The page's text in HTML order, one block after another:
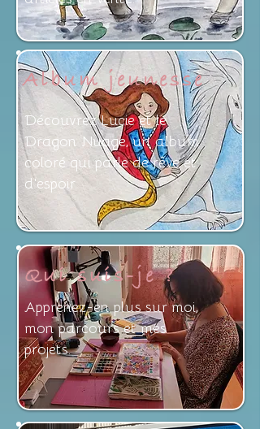
Découvrez Lucie et le
Dragon Nuage, un album
coloré qui parle de rêve et
d'espoir.
Album jeunesse
Apprenez-en plus sur moi,
mon parcours et mes
projets.
Qui suis-je ?